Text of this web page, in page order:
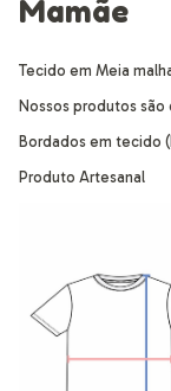
Mamãe
Tecido em Meia
Nossos produtos
Bordados em tecido
Produto Artesanal